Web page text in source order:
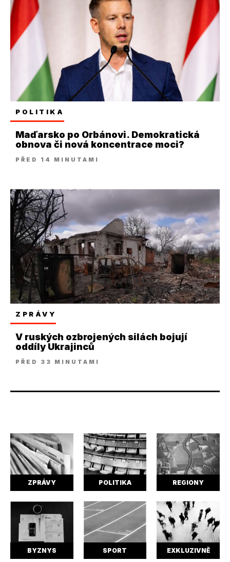
POLITIKA
Maďarsko po Orbánovi. Demokratická
obnova či nová koncentrace moci?
PŘED 14 MINUTAMI
ZPRÁVY
V ruských ozbrojených silách bojují
oddíly Ukrajinců
PŘED 33 MINUTAMI
ZPRÁVY POLITIKA REGIONY
BYZNYS SPORT EXKLUZIVNĚ